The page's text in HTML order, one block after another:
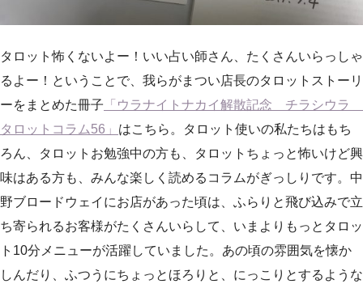
タロット怖くないよー！いい占い師さん、たくさんいらっしゃ
るよー！ということで、我らがまつい店長のタロットストーリ
ーをまとめた冊子 「ウラナイトナカイ解散記念 チラシウラ
タロットコラム56」 はこちら。タロット使いの私たちはもち
ろん、タロットお勉強中の方も、タロットちょっと怖いけど興
味はある方も、みんな楽しく読めるコラムがぎっしりです。中
野ブロードウェイにお店があった頃は、ふらりと飛び込みで立
ち寄られるお客様がたくさんいらして、いまよりもっとタロッ
ト10分メニューが活躍していました。あの頃の雰囲気を懐か
しんだり、ふつうにちょっとほろりと、にっこりとするような